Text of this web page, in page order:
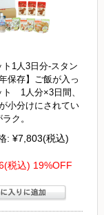
ト1人3日分-スタン
保存】ご飯が入っ
ト 1人分×3日間、
小分けにされてい
ク。
: ¥7,803(税込)
(税込) 19%OFF